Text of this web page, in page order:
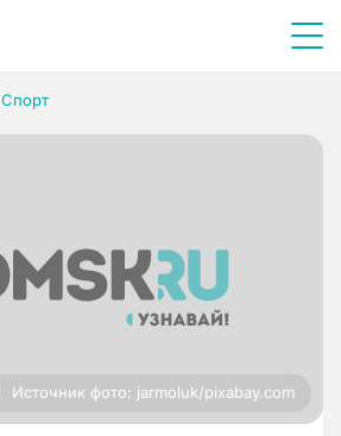
Спорт
Источник фото: jarmoluk/pixabay.com